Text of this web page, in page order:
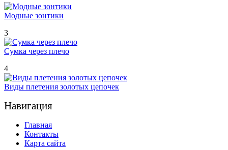
Модные зонтики
3
Сумка через плечо
4
Виды плетения золотых цепочек
Навигация
Главная
Контакты
Карта сайта